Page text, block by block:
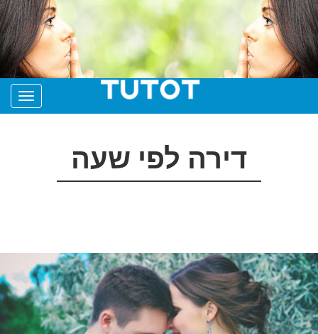
דירה לפי שעה